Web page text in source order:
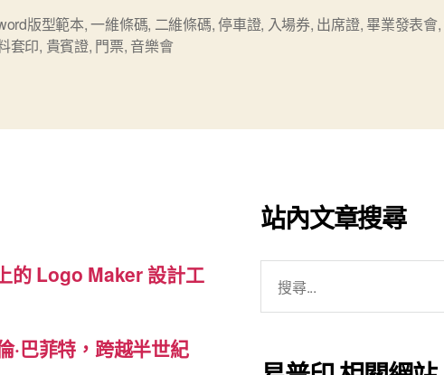
場
版
本”
版型範本,一維條碼, 二維條碼,停車證, 入場券, 出席證,畢業發表會,
套印, 貴賓證, 門票, 音樂會
的 Logo Maker 設計工
·巴菲特，跨越半世紀
站內文章搜尋